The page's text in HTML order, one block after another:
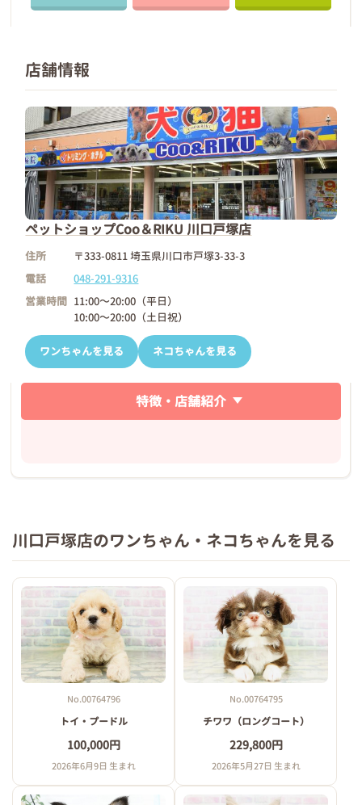
店舗情報
ペットショップCoo＆RIKU 川口戸塚店
住所
〒333-0811 埼玉県川口市戸塚3-33-3
電話
048-291-9316
営業時間 11:00～20:00（平日）
10:00～20:00（土日祝）
ワンちゃんを見る ネコちゃんを見る
特徴・店舗紹介
川口戸塚店のワンちゃん・ネコちゃんを見る
No.00764796
トイ・プードル
100,000円
2026年6月9日 生まれ
No.00764795
チワワ（ロングコート）
229,800円
2026年5月27日 生まれ